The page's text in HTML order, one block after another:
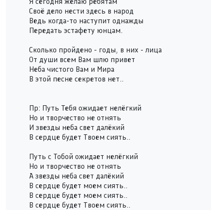
Своё дело нести здесь в народ
Ведь когда-то наступит однажды
Передать эстафету юнцам.
Сколько пройдено - годы, в них - лица
От души всем Вам шлю привет
Неба чистого Вам и Мира
В этой песне секретов нет..
Пр: Путь Тебя ожидает нелёгкий
Но и творчество не отнять
И звезды неба свет далёкий
В сердце будет Твоем сиять..
Путь с Тобой ожидает нелёгкий
Но и творчество не отнять
А звезды неба свет далёкий
В сердце будет моем сиять..
В сердце будет моем сиять..
В сердце будет Твоем сиять..